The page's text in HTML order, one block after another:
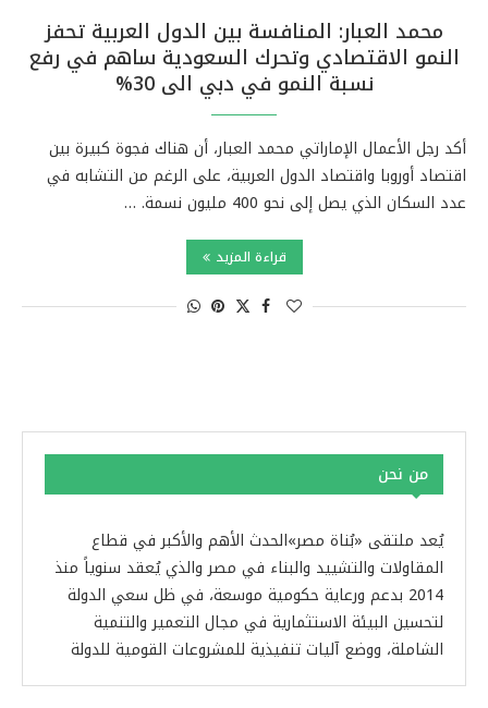
محمد العبار: المنافسة بين الدول العربية تحفز
النمو الاقتصادي وتحرك السعودية ساهم في رفع
نسبة النمو في دبي الى 30%
أكد رجل الأعمال الإماراتي محمد العبار، أن هناك فجوة كبيرة بين
اقتصاد أوروبا واقتصاد الدول العربية، على الرغم من التشابه في
عدد السكان الذي يصل إلى نحو 400 مليون نسمة. …
قراءة المزيد
من نحن
يُعد ملتقى «بُناة مصر»الحدث الأهم والأكبر في قطاع
المقاولات والتشييد والبناء في مصر والذي يُعقد سنوياً منذ
2014 بدعم ورعاية حكومية موسعة، في ظل سعي الدولة
لتحسين البيئة الاستثمارية في مجال التعمير والتنمية
الشاملة، ووضع آليات تنفيذية للمشروعات القومية للدولة